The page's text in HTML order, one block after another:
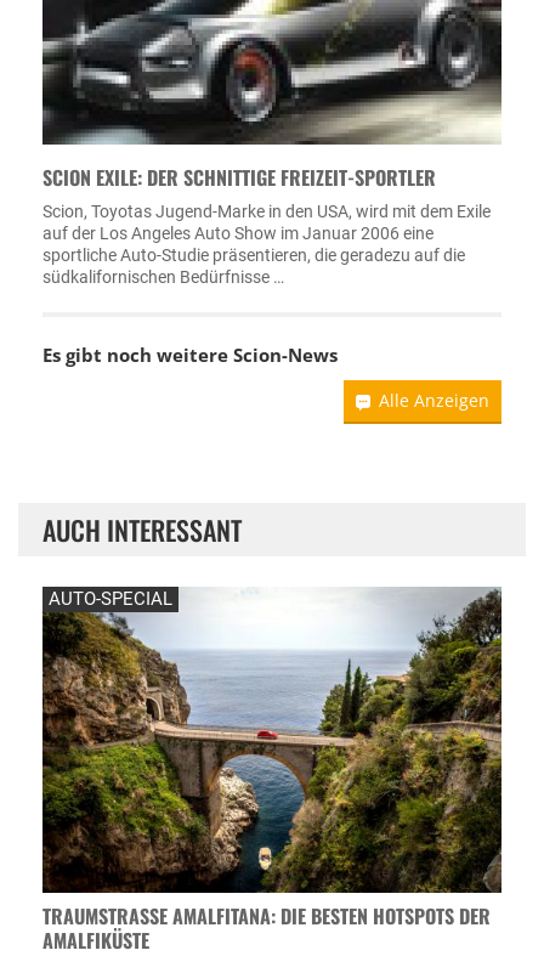
SCION EXILE: DER SCHNITTIGE FREIZEIT-SPORTLER
Scion, Toyotas Jugend-Marke in den USA, wird mit dem Exile
auf der Los Angeles Auto Show im Januar 2006 eine
sportliche Auto-Studie präsentieren, die geradezu auf die
südkalifornischen Bedürfnisse …
Es gibt noch weitere Scion-News
Alle Anzeigen
AUCH INTERESSANT
AUTO-SPECIAL
TRAUMSTRASSE AMALFITANA: DIE BESTEN HOTSPOTS DER A
MALFIKÜSTE